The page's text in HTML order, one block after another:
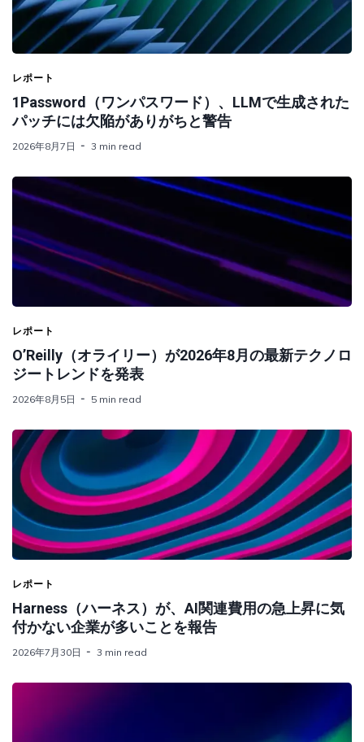
レポート
1Password（ワンパスワード）、LLMで生成された
パッチには欠陥がありがちと警告
2026年8月7日 3 min read
レポート
O’Reilly（オライリー）が2026年8月の最新テクノロ
ジートレンドを発表
2026年8月5日 5 min read
レポート
Harness（ハーネス）が、AI関連費用の急上昇に気
付かない企業が多いことを報告
2026年7月30日 3 min read